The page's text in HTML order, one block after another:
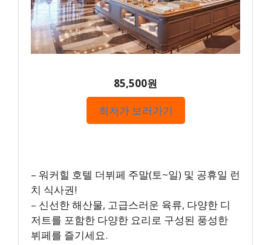
85,500원
최저가 보러가기
– 워커힐 호텔 더뷔페 주말(토~일) 및 공휴일 런
치 식사권!
– 신선한 해산물, 고급스러운 육류, 다양한 디
저트를 포함한 다양한 요리로 구성된 풍성한
뷔페를 즐기세요.